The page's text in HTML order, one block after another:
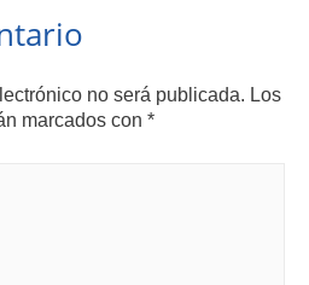
no será publicada. Los
marcados con *